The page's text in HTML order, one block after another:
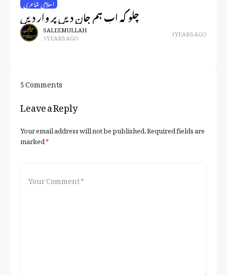
اسلامی شاعری
چلو کہ اب ہم جان دیں پر وار دیں
SALEEM ULLAH
3 YEARS AGO 3 YEARS AGO
5 Comments
Leave a Reply
Your email address will not be published.Required fields are
marked*